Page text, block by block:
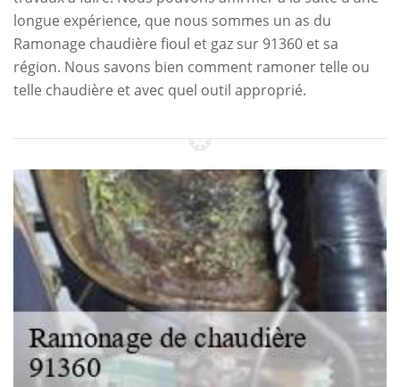
longue expérience, que nous sommes un as du
Ramonage chaudière fioul et gaz sur 91360 et sa
région. Nous savons bien comment ramoner telle ou
telle chaudière et avec quel outil approprié.